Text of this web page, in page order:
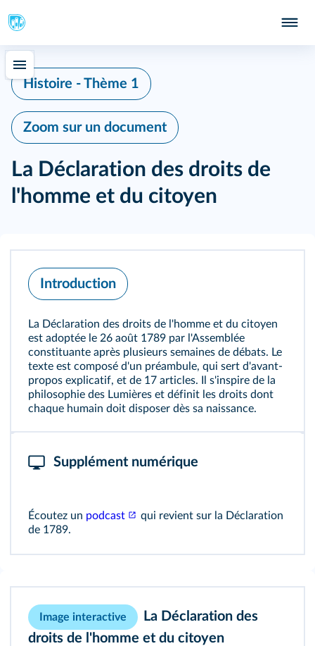
Histoire - Thème 1
Zoom sur un document
La Déclaration des droits de
l'homme et du citoyen
Introduction
La Déclaration des droits de l'homme et du citoyen
est adoptée le 26 août 1789 par l'Assemblée
constituante après plusieurs semaines de débats. Le
texte est composé d'un préambule, qui sert d'avant-
propos explicatif, et de 17 articles. Il s'inspire de la
philosophie des Lumières et définit les droits dont
chaque humain doit disposer dès sa naissance.
Supplément numérique
Écoutez un podcast
qui revient sur la Déclaration
de 1789.
Image interactive
La Déclaration des
droits de l'homme et du citoyen